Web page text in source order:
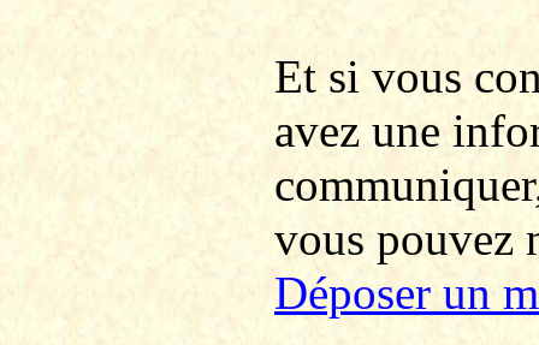
Et si vous
avez une
vous pouvez
Déposer un